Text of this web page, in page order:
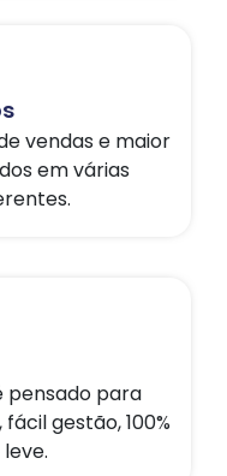
vendas e maior
em várias
pensado para
gestão, 100%